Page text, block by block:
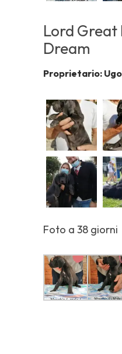
Lord Great
Dream
Proprietario:
Foto a 38 giorni